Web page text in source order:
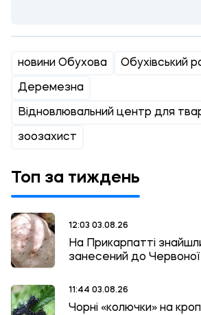
новини Обухова Обухівський
Деремезна
Відновлювальний центр для
зоозахист
Топ за тиждень
12:03 03.08.26
На Прикарпатті
занесений до Червоної
11:44 03.08.26
Чорні «колючки» на